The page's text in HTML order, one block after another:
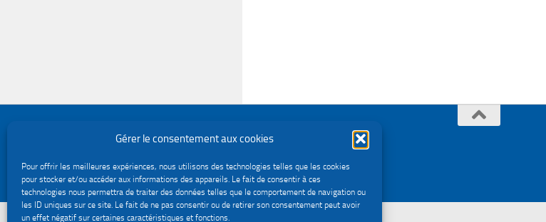
Gérer le consentement aux cookies
Pour offrir les meilleures expériences, nous utilisons des technologies telles que les cookies
pour stocker et/ou accéder aux informations des appareils. Le fait de consentir à ces
technologies nous permettra de traiter des données telles que le comportement de navigation ou
les ID uniques sur ce site. Le fait de ne pas consentir ou de retirer son consentement peut avoir
un effet négatif sur certaines caractéristiques et fonctions.
Fièrement propulsé par - Conçu par Thème Hueman